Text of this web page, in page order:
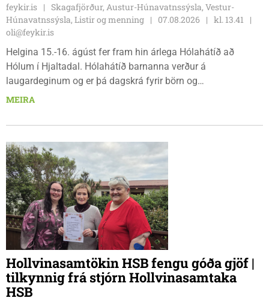
feykir.is
Skagafjörður, Austur-Húnavatnssýsla, Vestur-
Húnavatnssýsla, Listir og menning
07.08.2026
kl. 13.41
oli@feykir.is
Helgina 15.-16. ágúst fer fram hin árlega Hólahátíð að
Hólum í Hjaltadal. Hólahátíð barnanna verður á
laugardeginum og er þá dagskrá fyrir börn og
fjölskyldur.Lydía Einarsdóttir svæðisstjóri æskulýðsmála og
MEIRA
Hollvinasamtökin HSB fengu góða gjöf |
tilkynnig frá stjórn Hollvinasamtaka
HSB